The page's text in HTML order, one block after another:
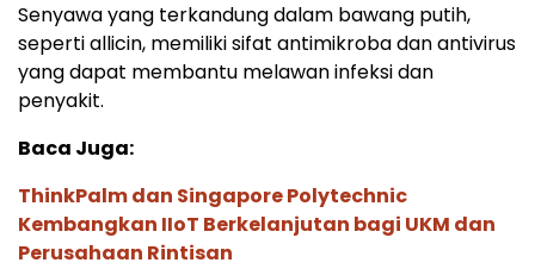
Senyawa yang terkandung dalam bawang putih,
seperti allicin, memiliki sifat antimikroba dan antivirus
yang dapat membantu melawan infeksi dan
penyakit.
Baca Juga:
ThinkPalm dan Singapore Polytechnic
Kembangkan IIoT Berkelanjutan bagi UKM dan
Perusahaan Rintisan